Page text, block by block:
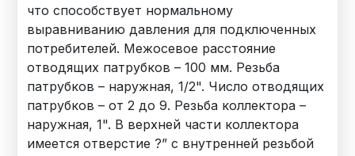
что способствует нормальному
выравниванию давления для подключенных
потребителей. Межосевое расстояние
отводящих патрубков – 100 мм. Резьба
патрубков – наружная, 1/2". Число отводящих
патрубков – от 2 до 9. Резьба коллектора –
наружная, 1". В верхней части коллектора
имеется отверстие ?” с внутренней резьбой